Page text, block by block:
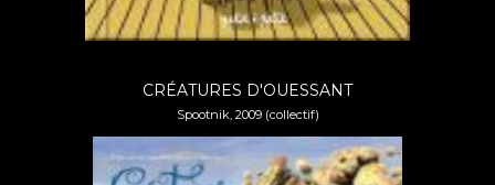
CRÉATURES D'OUESSANT
Spootnik, 2009 (collectif)